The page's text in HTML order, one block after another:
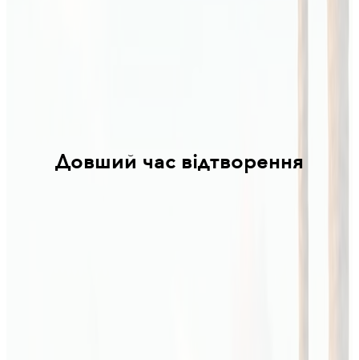
Довший час відтворення